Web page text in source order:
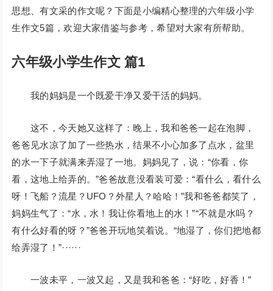
思想、有文采的作文呢？下面是小编精心整理的六年级小学
生作文5篇，欢迎大家借鉴与参考，希望对大家有所帮助。
六年级小学生作文 篇1
我的妈妈是一个既爱干净又爱干活的妈妈。
这不，今天她又这样了：晚上，我和爸爸一起在泡脚，
爸爸见水凉了加了一些热水，结果不小心加多了点水，盆里
的水一下子就满来弄湿了一地。妈妈见了，说：“你看，你
看，这地上给弄的。”爸爸故意没看装可爱：“看什么，看什么
呀！飞船？流星？UFO？外星人？哈哈！”我和爸爸都笑了，
妈妈生气了：“水，水！我让你看地上的水！”“不就是水吗？
有什么好看的呀？”爸爸开玩地笑着说。“地湿了，你们把地都
给弄湿了！”······
一波未平，一波又起，又是我和爸爸：“好吃，好香！”